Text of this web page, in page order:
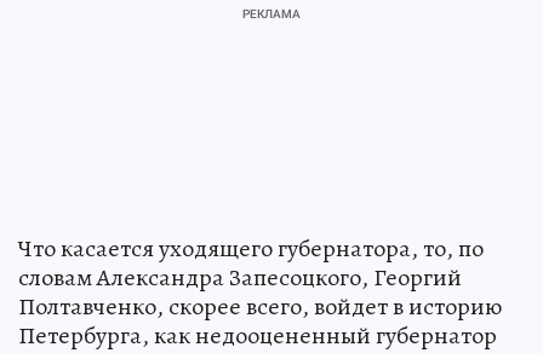
Что касается уходящего губернатора, то, по
словам Александра Запесоцкого, Георгий
Полтавченко, скорее всего, войдет в историю
Петербурга, как недооцененный губернатор